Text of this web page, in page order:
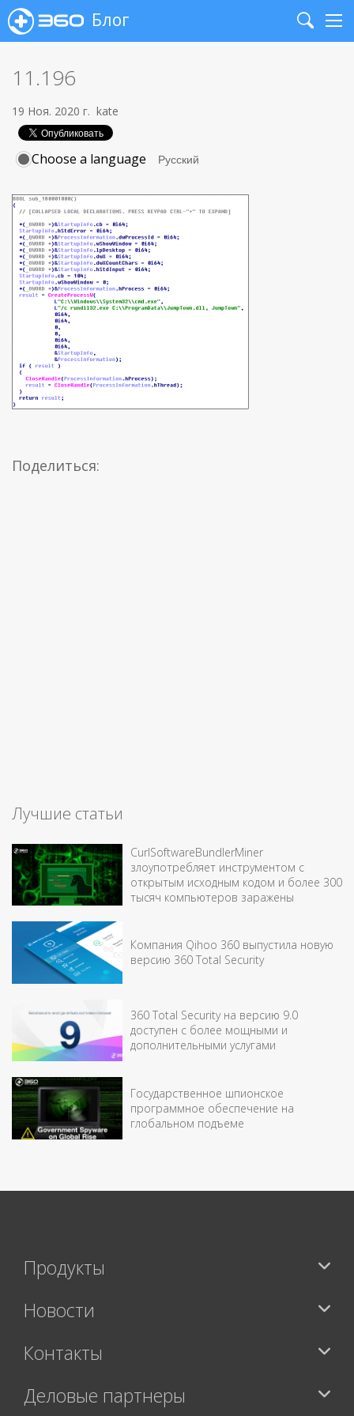
Блог
Search
11.196
19 Ноя. 2020 г. kate
Choose a language
Поделиться:
Лучшие статьи
CurlSoftwareBundlerMiner
злоупотребляет инструментом с
открытым исходным кодом и более 300
тысяч компьютеров заражены
Компания Qihoo 360 выпустила новую
версию 360 Total Security
360 Total Security на версию 9.0
доступен с более мощными и
дополнительными услугами
Государственное шпионское
программное обеспечение на
глобальном подъеме
Продукты
Новости
Контакты
Деловые партнеры